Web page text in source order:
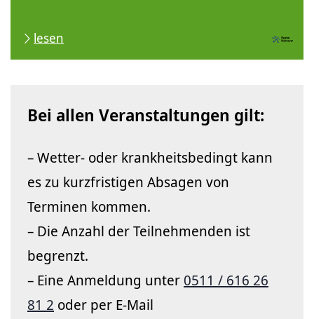
lesen
Bei allen Veranstaltungen gilt:
– Wetter- oder krankheitsbedingt kann
es zu kurzfristigen Absagen von
Terminen kommen.
– Die Anzahl der Teilnehmenden ist
begrenzt.
– Eine Anmeldung unter 0511 / 616 26
81 2 oder per E-Mail